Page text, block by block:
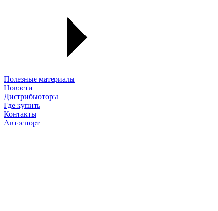
Полезные материалы
Новости
Дистрибьюторы
Где купить
Контакты
Автоспорт